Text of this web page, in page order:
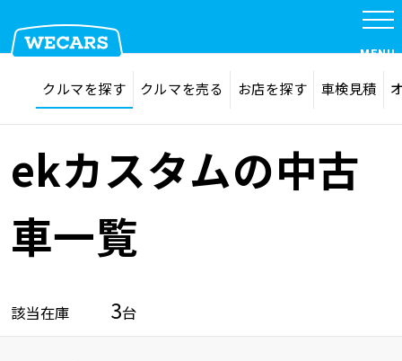
在庫検索 サイト内検索
MENU
クルマを探す
クルマを探す クルマを売る お店を探す 車検見積
ekカスタムの中古
車一覧
該当在庫 3台